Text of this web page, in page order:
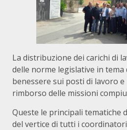
La distribuzione dei carichi di
delle norme legislative in tema
benessere sui posti di lavoro
rimborso delle missioni
Queste le principali tematiche
del vertice di tutti i